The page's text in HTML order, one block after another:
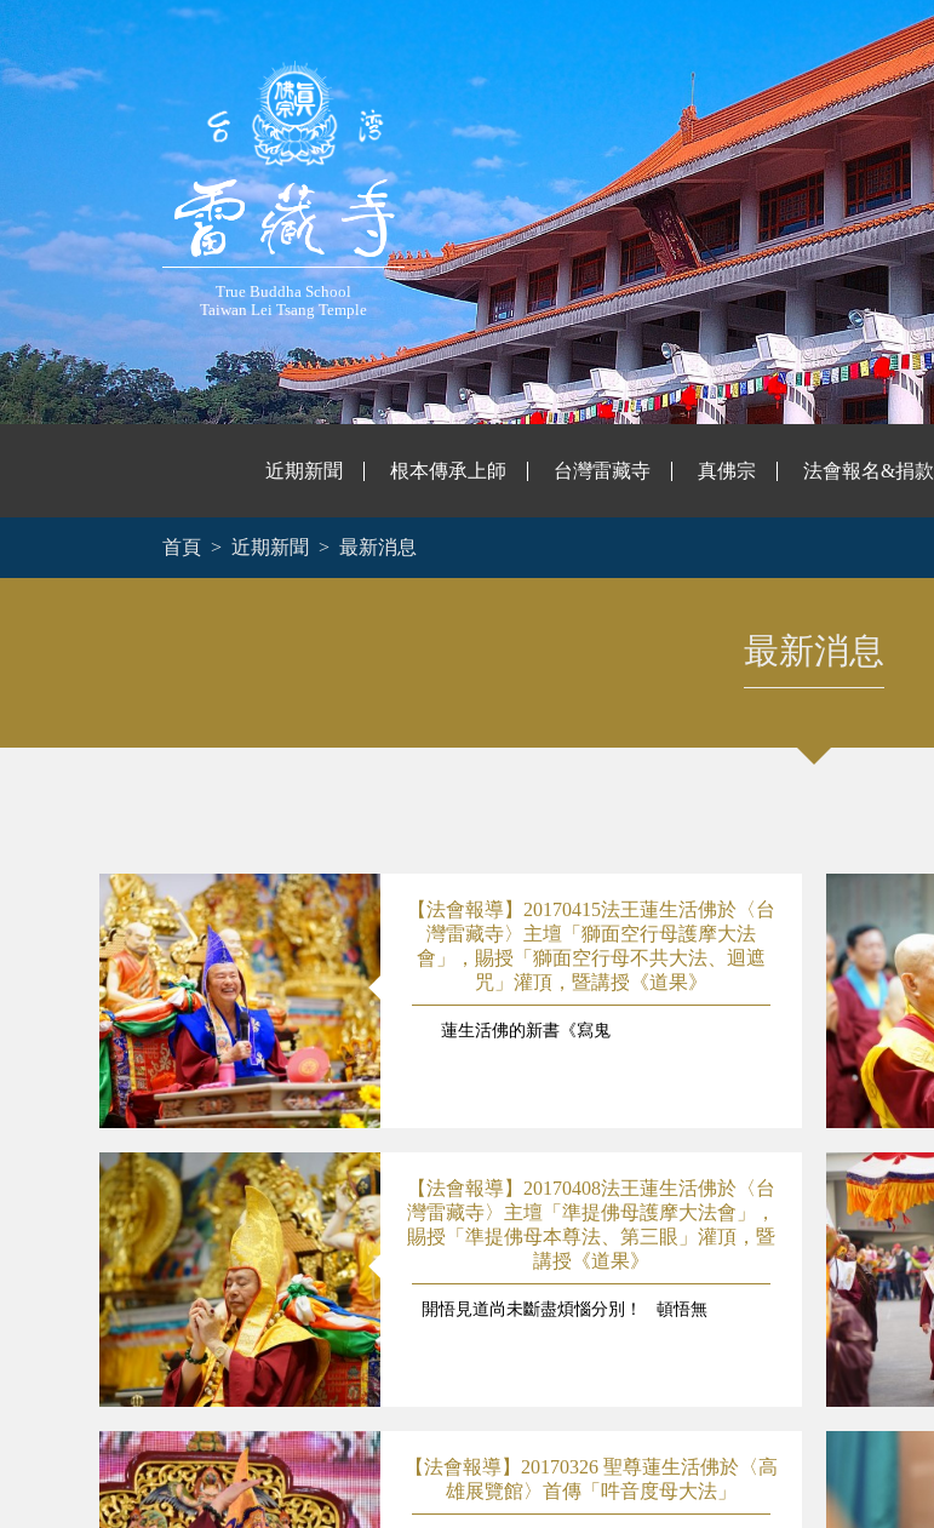
True Buddha School
Taiwan Lei Tsang Temple
近期新聞 根本傳承上師 台灣雷藏寺 真佛宗 法會報名&捐款
首頁 近期新聞 最新消息
最新消息
【法會報導】20170415法王蓮生活佛於〈台
灣雷藏寺〉主壇「獅面空行母護摩大法
會」，賜授「獅面空行母不共大法、迴遮
咒」灌頂，暨講授《道果》
蓮生活佛的新書《寫鬼
【法會報導】20170408法王蓮生活佛於〈台
灣雷藏寺〉主壇「準提佛母護摩大法會」，
賜授「準提佛母本尊法、第三眼」灌頂，暨
講授《道果》
開悟見道尚未斷盡煩惱分別！ 頓悟無
【法會報導】20170326 聖尊蓮生活佛於〈高
雄展覽館〉首傳「吽音度母大法」